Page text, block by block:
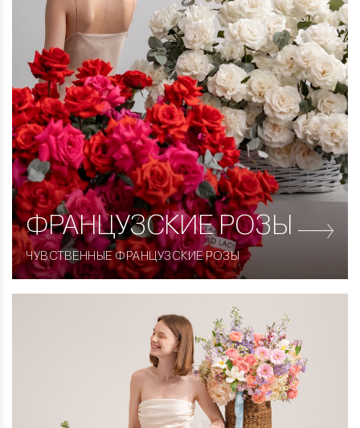
ФРАНЦУЗСКИЕРОЗЫ
ЧУВСТВЕННЫЕ ФРАНЦУЗСКИЕ РОЗЫ